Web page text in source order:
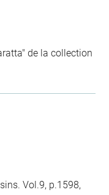
de la collection
Vol.9, p.1598,